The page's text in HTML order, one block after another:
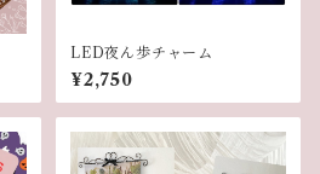
LED夜ん歩チャーム
¥2,750